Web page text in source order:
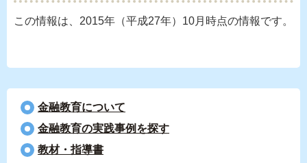
この情報は、2015年（平成27年）10月時点の情報です。
金融教育について
⾦融教育の実践事例を探す
教材・指導書